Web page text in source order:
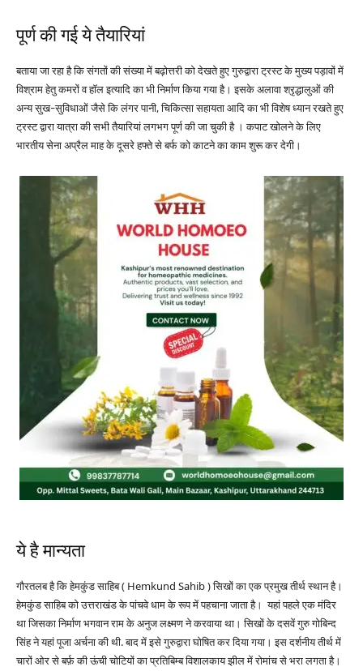
पूर्ण की गई ये तैयारियां
बताया जा रहा है कि संगतों की संख्या में बढ़ोत्तरी को देखते हुए गुरुद्वारा ट्रस्ट के मुख्य पड़ावों में
विश्राम हेतु कमरों व हॉल इत्यादि का भी निर्माण किया गया है। इसके अलावा श्रृद्धालुओं की
अन्य सुख-सुविधाओं जैसे कि लंगर पानी, चिकित्सा सहायता आदि का भी विशेष ध्यान रखते हुए
ट्रस्ट द्वारा यात्रा की सभी तैयारियां लगभग पूर्ण की जा चुकी है । कपाट खोलने के लिए
भारतीय सेना अप्रैल माह के दूसरे हफ्ते से बर्फ को काटने का काम शुरू कर देगी।
ये है मान्यता
गौरतलब है कि हेमकुंड साहिब ( Hemkund Sahib ) सिखों का एक प्रमुख तीर्थ स्थान है।
हेमकुंड साहिब को उत्तराखंड के पांचवे धाम के रूप में पहचाना जाता है। यहां पहले एक मंदिर
था जिसका निर्माण भगवान राम के अनुज लक्ष्मण ने करवाया था। सिखों के दसवें गुरु गोबिन्द
सिंह ने यहां पूजा अर्चना की थी. बाद में इसे गुरुद्वारा घोषित कर दिया गया। इस दर्शनीय तीर्थ में
चारों ओर से बर्फ़ की ऊंची चोटियों का प्रतिबिम्ब विशालकाय झील में रोमांच से भरा लगता है।